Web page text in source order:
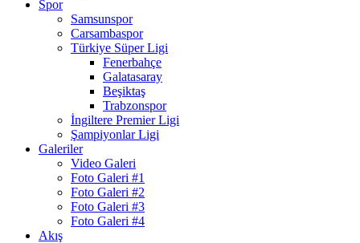
Spor
Samsunspor
Carsambaspor
Türkiye Süper Ligi
Fenerbahçe
Galatasaray
Beşiktaş
Trabzonspor
İngiltere Premier Ligi
Şampiyonlar Ligi
Galeriler
Video Galeri
Foto Galeri #1
Foto Galeri #2
Foto Galeri #3
Foto Galeri #4
Akış